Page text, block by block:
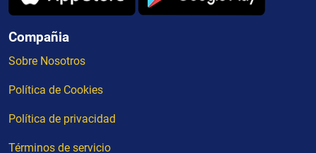
Compañia
Sobre Nosotros
Política de Cookies
Política de privacidad
Términos de servicio